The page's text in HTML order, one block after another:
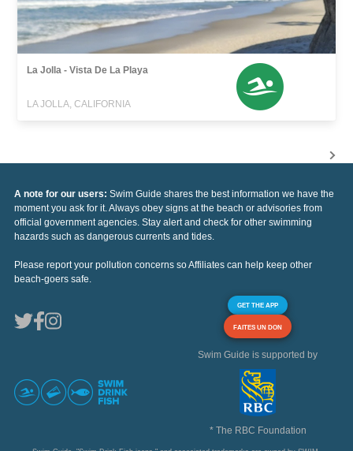
La Jolla - Vista De La Playa
LA JOLLA, CALIFORNIA
A note for our users: Swim Guide shares the best information we have the
moment you ask for it. Always obey signs at the beach or advisories from
official government agencies. Stay alert and check for other swimming
hazards such as dangerous currents and tides.
Please report your pollution concerns so Affiliates can help keep other
beach-goers safe.
GET THE APP
FAITES UN DON
Swim Guide is supported by
* The RBC Foundation